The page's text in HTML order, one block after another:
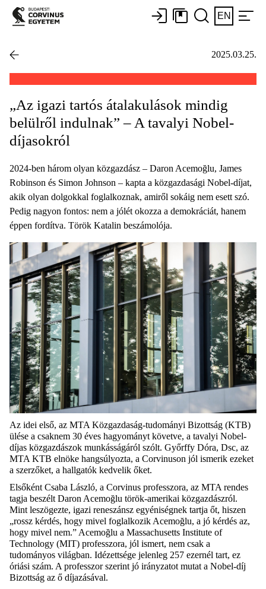
EN
2025.03.25.
„Az igazi tartós átalakulások mindig
belülről indulnak” – A tavalyi Nobel-
díjasokról
2024-ben három olyan közgazdász – Daron Acemoğlu, James
Robinson és Simon Johnson – kapta a közgazdasági Nobel-díjat,
akik olyan dolgokkal foglalkoznak, amiről sokáig nem esett szó.
Pedig nagyon fontos: nem a jólét okozza a demokráciát, hanem
éppen fordítva. Török Katalin beszámolója.
Az idei első, az MTA Közgazdaság-tudományi Bizottság (KTB)
ülése a csaknem 30 éves hagyományt követve, a tavalyi Nobel-
díjas közgazdászok munkásságáról szólt. Győrffy Dóra, Dsc, az
MTA KTB elnöke hangsúlyozta, a Corvinuson jól ismerik ezeket
a szerzőket, a hallgatók kedvelik őket.
Elsőként Csaba László, a Corvinus professzora, az MTA rendes
tagja beszélt Daron Acemoğlu török-amerikai közgazdászról.
Mint leszögezte, igazi reneszánsz egyéniségnek tartja őt, hiszen
„rossz kérdés, hogy mivel foglalkozik Acemoğlu, a jó kérdés az,
hogy mivel nem.” Acemoğlu a Massachusetts Institute of
Technology (MIT) professzora, jól ismert, nem csak a
tudományos világban. Idézettsége jelenleg 257 ezernél tart, ez
óriási szám. A professzor szerint jó irányzatot mutat a Nobel-díj
Bizottság az ő díjazásával.